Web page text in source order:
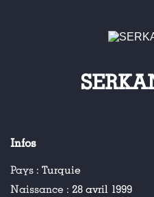
Infos
Pays : Turquie
Naissance : 28 avril 1999